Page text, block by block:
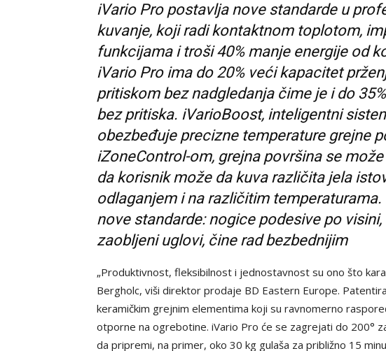
iVario Pro postavlja nove standarde u
kuvanje, koji radi kontaktnom toplotom,
funkcijama i troši 40% manje energije od
iVario Pro ima do 20% veći kapacitet
pritiskom bez nadgledanja čime je i do
bez pritiska. iVarioBoost, inteligentni
obezbeđuje precizne temperature grejne
iZoneControl-om, grejna površina se
da korisnik može da kuva različita jela
odlaganjem i na različitim
nove standarde: nogice podesive po
zaobljeni uglovi, čine rad bezbednijim
„Produktivnost, fleksibilnost i jednostavnost su ono što
Bergholc, viši direktor prodaje BD Eastern Europe.
keramičkim grejnim elementima koji su ravnomerno
otporne na ogrebotine. iVario Pro će se zagrejati do 200°
da pripremi, na primer, oko 30 kg gulaša za približno 15